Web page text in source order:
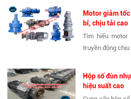
Motor giảm
bỉ, chịu tải cao
Tìm hiểu
truyền động chịu
Hộp số đùn
hiệu suất cao